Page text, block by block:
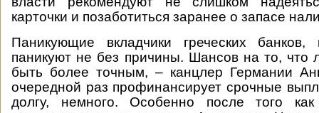
карточки и позаботиться заранее о запасе
Паникующие вкладчики греческих банков,
паникуют не без причины. Шансов на то,
быть более точным, – канцлер Германии
очередной раз профинансирует срочные
долгу, немного. Особенно после того как